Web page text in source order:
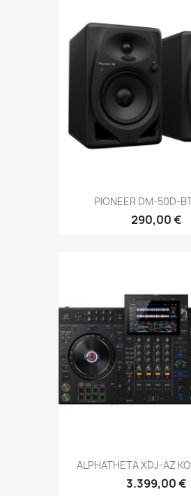
PIONEER DM-50D-
290,00 €
ALPHATHETA XDJ-AZ
3.399,00 €